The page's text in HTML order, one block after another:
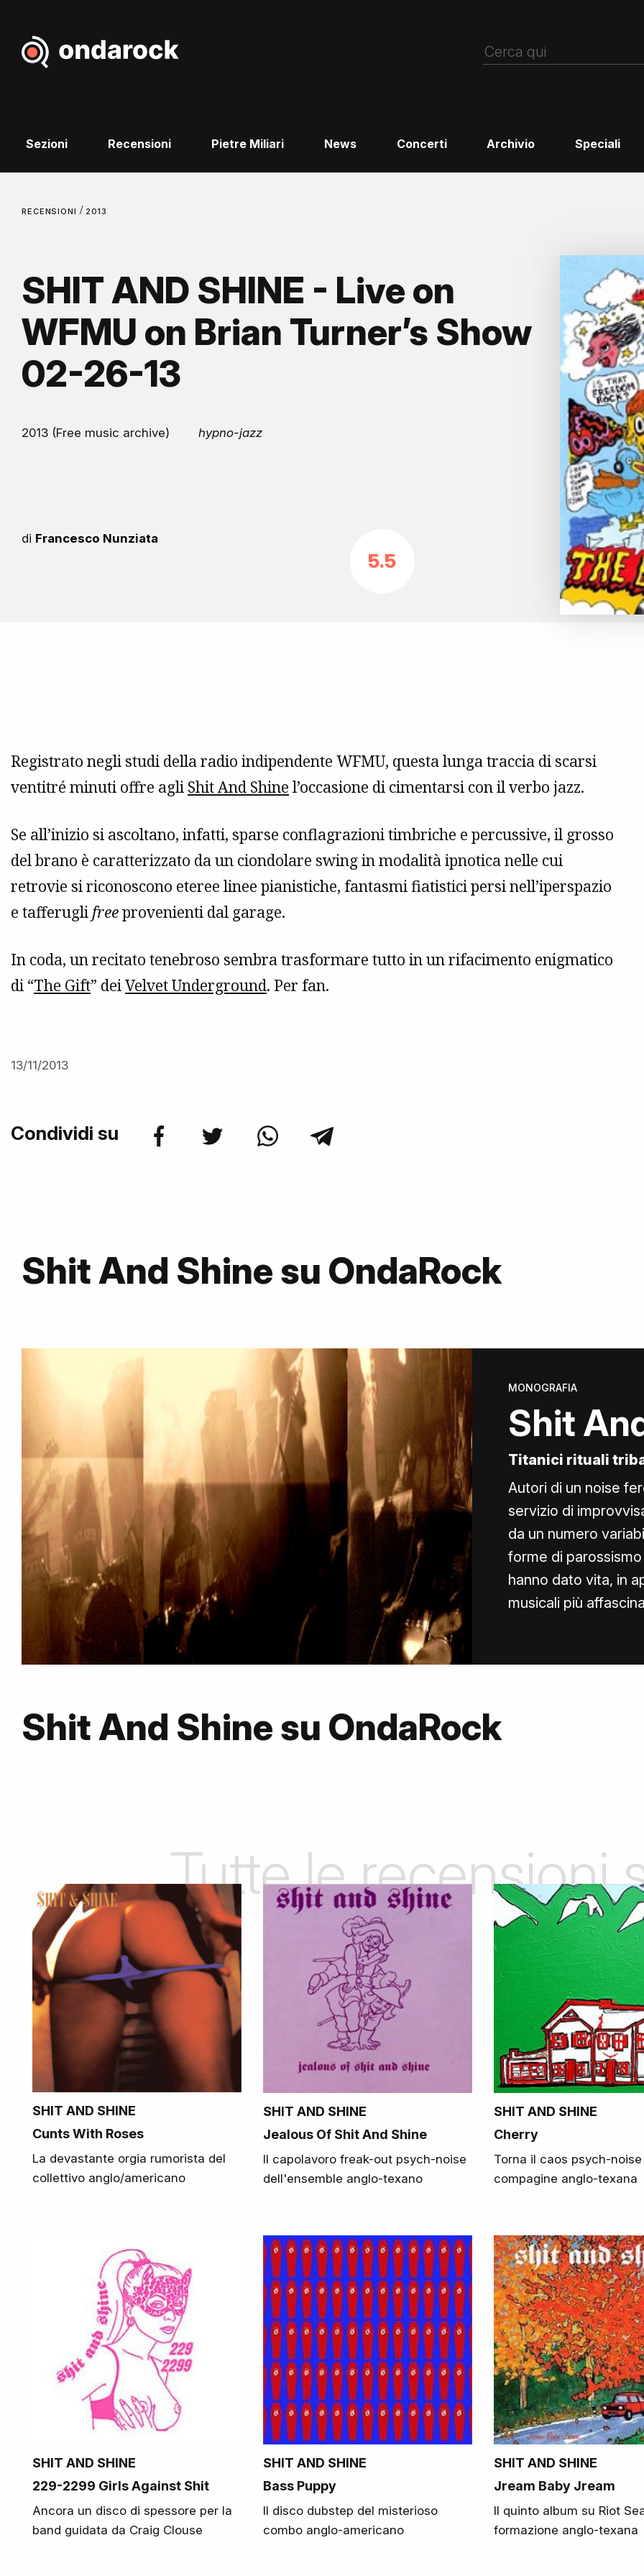
Sezioni Recensioni Pietre Miliari News Concerti Archivio Speciali
RECENSIONI / 2013
SHIT AND SHINE - Live on
WFMU on Brian Turner’s Show
02-26-13
2013 (Free music archive) hypno-jazz
di Francesco Nunziata
5.5
Registrato negli studi della radio indipendente WFMU, questa lunga traccia di scarsi
ventitré minuti offre agli Shit And Shine l’occasione di cimentarsi con il verbo jazz.
Se all’inizio si ascoltano, infatti, sparse conflagrazioni timbriche e percussive, il grosso
del brano è caratterizzato da un ciondolare swing in modalità ipnotica nelle cui
retrovie si riconoscono eteree linee pianistiche, fantasmi fiatistici persi nell’iperspazio
e tafferugli freeprovenienti dal garage.
In coda, un recitato tenebroso sembra trasformare tutto in un rifacimento enigmatico
di “The Gift” deiVelvet Underground. Per fan.
13/11/2013
Condividi su
Shit And Shine su OndaRock
MONOGRAFIA
Shit
Titanici rituali
Autori di un noise
servizio di
da un numero
forme di
hanno dato vita, in
musicali più
Shit And Shine su OndaRock
Tutte le recensioni
SHIT AND SHINE
Cunts With Roses
La devastante orgia rumorista del
collettivo anglo/americano
SHIT AND SHINE
Jealous Of Shit And Shine
Il capolavoro freak-out psych-noise
dell'ensemble anglo-texano
SHIT AND SHINE
Cherry
Torna il caos psych-
compagine anglo-texana
SHIT AND SHINE
229-2299 Girls Against Shit
Ancora un disco di spessore per la
band guidata da Craig Clouse
SHIT AND SHINE
Bass Puppy
Il disco dubstep del misterioso
combo anglo-americano
SHIT AND SHINE
Jream Baby Jream
Il quinto album su Riot
formazione anglo-texana